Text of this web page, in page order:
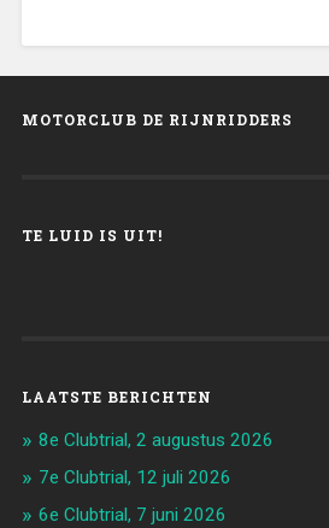
MOTORCLUB DE RIJNRIDDERS
TE LUID IS UIT!
LAATSTE BERICHTEN
8e Clubtrial, 2 augustus 2026
7e Clubtrial, 12 juli 2026
6e Clubtrial, 7 juni 2026